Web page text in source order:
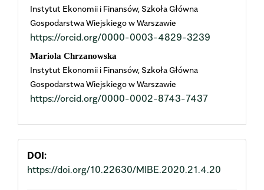
Article
Content
Instytut Ekonomii i Finansów, Szkoła Główna
Gospodarstwa Wiejskiego w Warszawie
https://orcid.org/0000-0003-4829-3239
Mariola Chrzanowska
Instytut Ekonomii i Finansów, Szkoła Główna
Gospodarstwa Wiejskiego w Warszawie
https://orcid.org/0000-0002-8743-7437
DOI:
https://doi.org/10.22630/MIBE.2020.21.4.20